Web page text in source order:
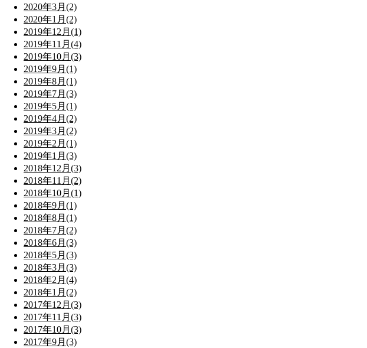
2020年3月(2)
2020年1月(2)
2019年12月(1)
2019年11月(4)
2019年10月(3)
2019年9月(1)
2019年8月(1)
2019年7月(3)
2019年5月(1)
2019年4月(2)
2019年3月(2)
2019年2月(1)
2019年1月(3)
2018年12月(3)
2018年11月(2)
2018年10月(1)
2018年9月(1)
2018年8月(1)
2018年7月(2)
2018年6月(3)
2018年5月(3)
2018年3月(3)
2018年2月(4)
2018年1月(2)
2017年12月(3)
2017年11月(3)
2017年10月(3)
2017年9月(3)